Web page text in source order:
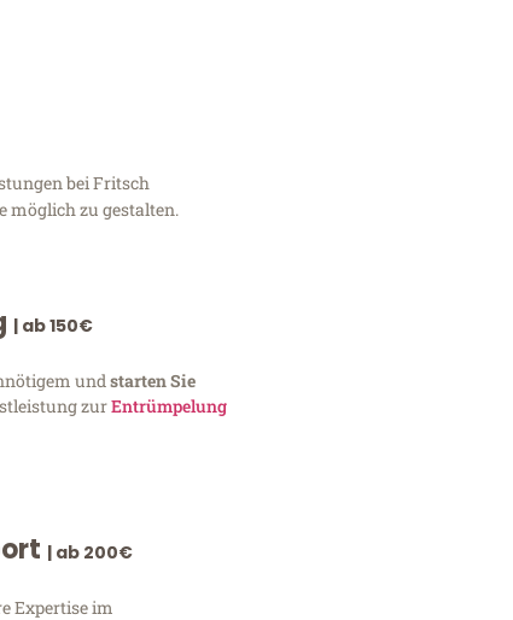
bei Fritsch
möglich zu gestalten.
| ab 150€
undstarten Sie
zurEntrümpelung
| ab 200€
Expertise im